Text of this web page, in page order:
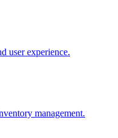
user experience.
management.